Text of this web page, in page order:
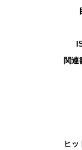
関連
ヒッ